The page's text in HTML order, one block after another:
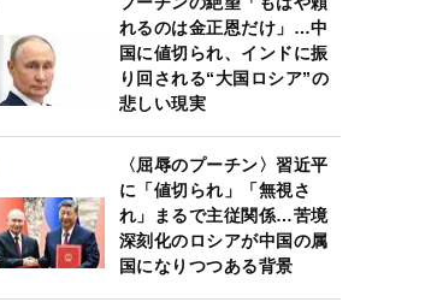
れるのは金正恩だけ」…中
国に値切られ、インドに振
り回される“大国ロシア”の
悲しい現実
〈屈辱のプーチン〉習近平
に「値切られ」「無視さ
れ」まるで主従関係…苦境
深刻化のロシアが中国の属
国になりつつある背景